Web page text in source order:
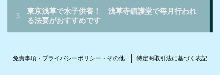
免責事項・プライバシーポリシー・その他 特定商取引法に基づく表記